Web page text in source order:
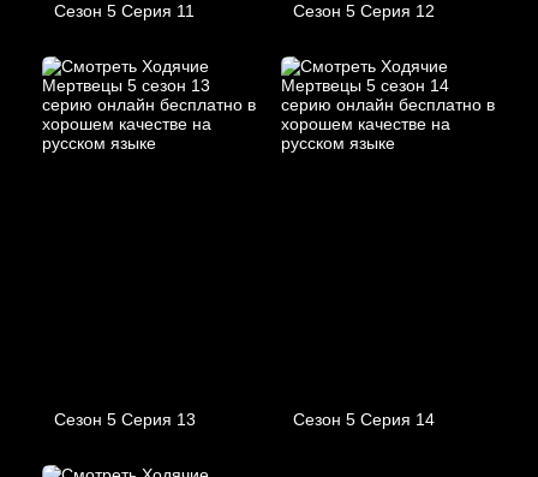
Сезон 5 Серия 11 Сезон 5 Серия 12
Сезон 5 Серия 13 Сезон 5 Серия 14